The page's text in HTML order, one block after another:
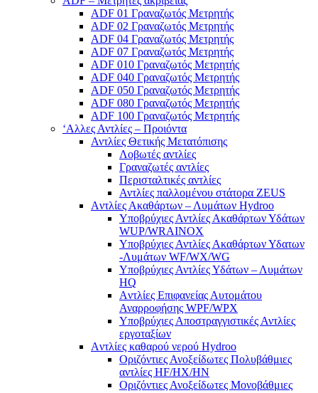
ADF 01 Γραναζωτός Μετρητής
ADF 02 Γραναζωτός Μετρητής
ADF 04 Γραναζωτός Μετρητής
ADF 07 Γραναζωτός Μετρητής
ADF 010 Γραναζωτός Μετρητής
ADF 040 Γραναζωτός Μετρητής
ADF 050 Γραναζωτός Μετρητής
ADF 080 Γραναζωτός Μετρητής
ADF 100 Γραναζωτός Μετρητής
‘Αλλες Αντλίες – Προιόντα
Αντλίες Θετικής Μετατόπισης
Λοβωτές αντλίες
Γραναζωτές αντλίες
Περισταλτικές αντλίες
Αντλίες παλλομένου στάτορα ZEUS
Aντλίες Ακαθάρτων – Λυμάτων Hydroo
Υποβρύχιες Αντλίες Ακαθάρτων Υδάτων
WUP/WRAINOX
Υποβρύχιες Αντλίες Ακαθάρτων Υδατων
-Λυμάτων WF/WX/WG
Yποβρύχιες Αντλίες Υδάτων – Λυμάτων
ΗQ
Aντλίες Επιφανείας Αυτομάτου
Αναρροφήσης WPF/WPX
Υποβρύχιες Αποστραγγιστικές Αντλίες
εργοταξίων
Aντλίες καθαρού νερού Ηydroo
Οριζόντιες Ανοξείδωτες Πολυβάθμιες
αντλίες ΗF/HX/HN
Οριζόντιες Ανοξείδωτες Μονοβάθμιες